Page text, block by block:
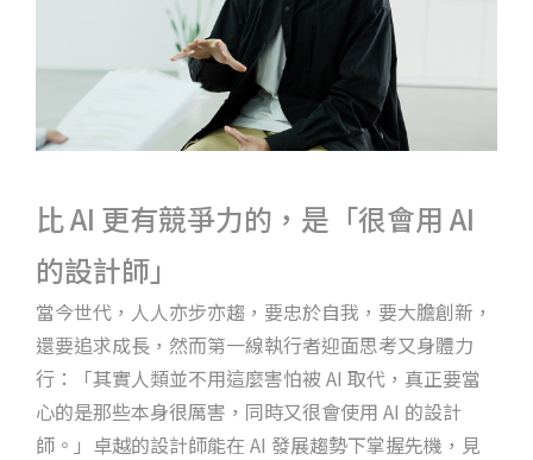
比 AI 更有競爭力的，是「很會用 AI
的設計師」
當今世代，人人亦步亦趨，要忠於自我，要大膽創新，
還要追求成長，然而第一線執行者迎面思考又身體力
行：「其實人類並不用這麼害怕被 AI 取代，真正要當
心的是那些本身很厲害，同時又很會使用 AI 的設計
師。」卓越的設計師能在 AI 發展趨勢下掌握先機，見